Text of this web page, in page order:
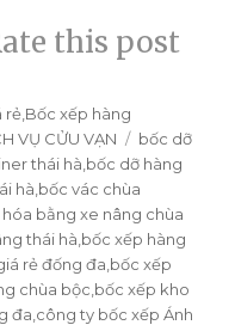
this post
rẻ Bốc xếp hàng
VỤ CỬU VẠN Thẻ
bốc dỡ
thái hà bốc dỡ hàng
hà bốc vác chùa
bằng xe nâng chùa
thái hà bốc xếp hàng
rẻ đống đa bốc xếp
chùa bộc bốc xếp kho
đa công ty bốc xếp Ánh